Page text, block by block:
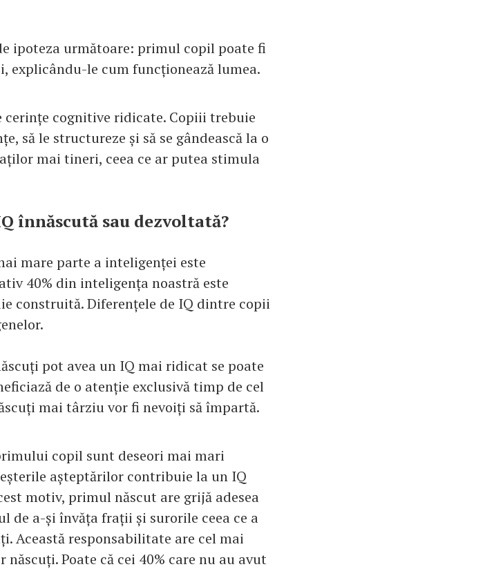
ipoteza următoare: primul copil poate fi
le cum funcționează lumea.
cognitive ridicate. Copiii trebuie
să le structureze și să se gândească la o
mai tineri, ceea ce ar putea stimula
înnăscută sau dezvoltată?
mare parte a inteligenței este
40% din inteligența noastră este
construită. Diferențele de IQ dintre copii
pot avea un IQ mai ridicat se poate
de o atenție exclusivă timp de cel
mai târziu vor fi nevoiți să împartă.
copil sunt deseori mai mari
așteptărilor contribuie la un IQ
motiv, primul născut are grijă adesea
de a-și învăța frații și surorile ceea ce a
Această responsabilitate are cel mai
Poate că cei 40% care nu au avut